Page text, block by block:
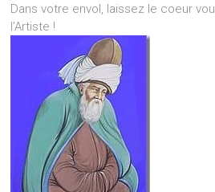
Dans votre envol, laissez le coeur
l’Artiste !